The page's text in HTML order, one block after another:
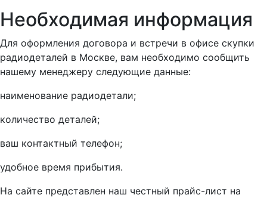
Необходимая информация
Для оформления договора и встречи в офисе скупки
радиодеталей в Москве, вам необходимо сообщить
нашему менеджеру следующие данные:
наименование радиодетали;
количество деталей;
ваш контактный телефон;
удобное время прибытия.
На сайте представлен наш честный прайс-лист на